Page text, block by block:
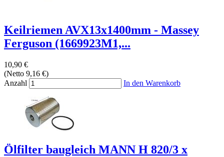
Keilriemen AVX13x1400mm - Massey
Ferguson (1669923M1,...
10,90 €
(Netto 9,16 €)
Anzahl
In den Warenkorb
Ölfilter baugleich MANN H 820/3 x